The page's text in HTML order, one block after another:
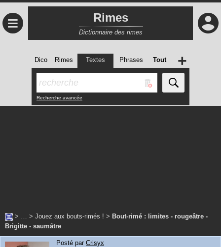
≡ Rimes
Dictionnaire des rimes
Dico Rimes Textes Phrases Tout
Recherche avancée
+
> … > Jouez aux bouts-rimés ! > Bout-rimé : limites - rougeâtre -
Brigitte - saumâtre
Posté par Crisyx